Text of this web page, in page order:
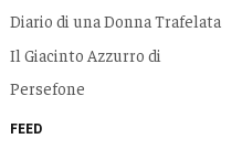
Diario di una Donna Trafelata
Il Giacinto Azzurro di
Persefone
FEED